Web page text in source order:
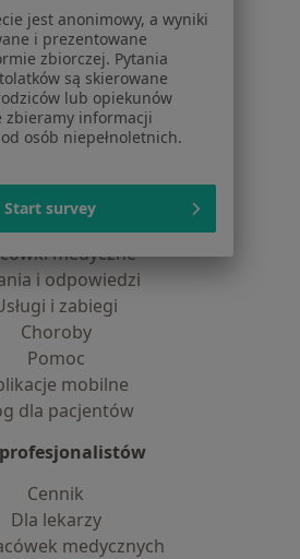
Dostępność
O nas
Rekrutujemy!
Partnerzy
prasowe
Kontakt
pacjentów
Lekarze
medyczne
i odpowiedzi
i zabiegi
Choroby
Pomoc
mobilne
dla pacjentów
Cennik
Dla lekarzy
medycznych
jest anonimowy, a wyniki
i prezentowane
zbiorczej. Pytania
są skierowane
lub opiekunów
zbieramy informacji
osób niepełnoletnich.
Start survey